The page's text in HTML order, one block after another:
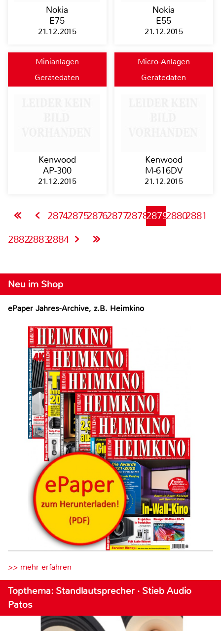
Nokia
E75
21.12.2015
Nokia
E55
21.12.2015
Minianlagen
Gerätedaten
Kenwood
AP-300
21.12.2015
Micro-Anlagen
Gerätedaten
Kenwood
M-616DV
21.12.2015
28742875287628772878287928802881
288228832884
Neu im Shop
ePaper Jahres-Archive, z.B. Heimkino
>> mehr erfahren
Topthema: Standlautsprecher · Stieb Audio
Patos